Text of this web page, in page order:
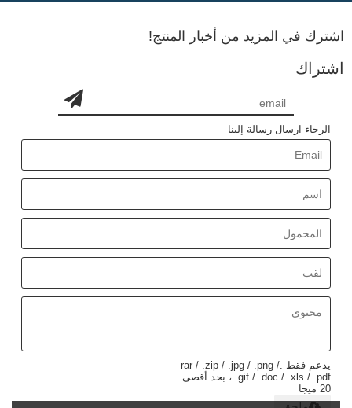
اشترك في المزيد من أخبار المنتج!
اشتراك
الرجاء ارسال رسالة إلينا
يدعم فقط .rar / .zip / .jpg / .png /
.gif / .doc / .xls / .pdf ، بحد أقصى
20 ميجا